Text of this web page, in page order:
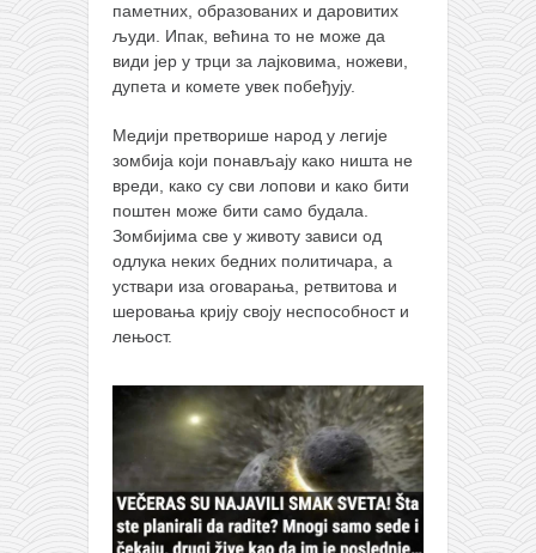
паметних, образованих и даровитих
људи. Ипак, већина то не може да
види јер у трци за лајковима, ножеви,
дупета и комете увек побеђују.
Медији претворише народ у легије
зомбија који понављају како ништа не
вреди, како су сви лопови и како бити
поштен може бити само будала.
Зомбијима све у животу зависи од
одлука неких бедних политичара, а
уствари иза оговарања, ретвитова и
шеровања крију своју неспособност и
лењост.